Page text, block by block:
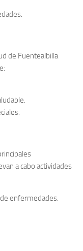
de Fuentealbilla
a cabo actividades
enfermedades.